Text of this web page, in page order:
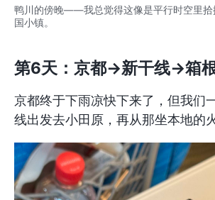
鸭川的傍晚——我总觉得这像是平行时空里拾
国小镇。
第6天：京都→新干线→箱
京都终于下雨凉快下来了，但我们
线出发去小田原，再从那坐本地的